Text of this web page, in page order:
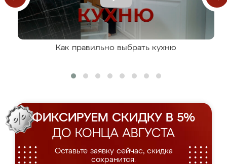
Как правильно выбрать кухню
ФИКСИРУЕМ СКИДКУ В 5%
ДО КОНЦА АВГУСТА
Оставьте заявку сейчас, скидка
сохранится.